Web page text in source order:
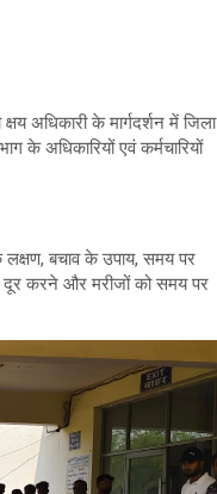
अधिकारी के मार्गदर्शन में जिला
के अधिकारियों एवं कर्मचारियों
लक्षण, बचाव के उपाय, समय पर
दूर करने और मरीजों को समय पर